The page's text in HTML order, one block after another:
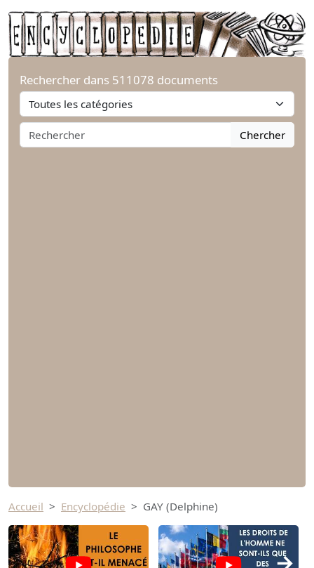
Rechercher dans 511078 documents
Chercher
Accueil Encyclopédie GAY (Delphine)